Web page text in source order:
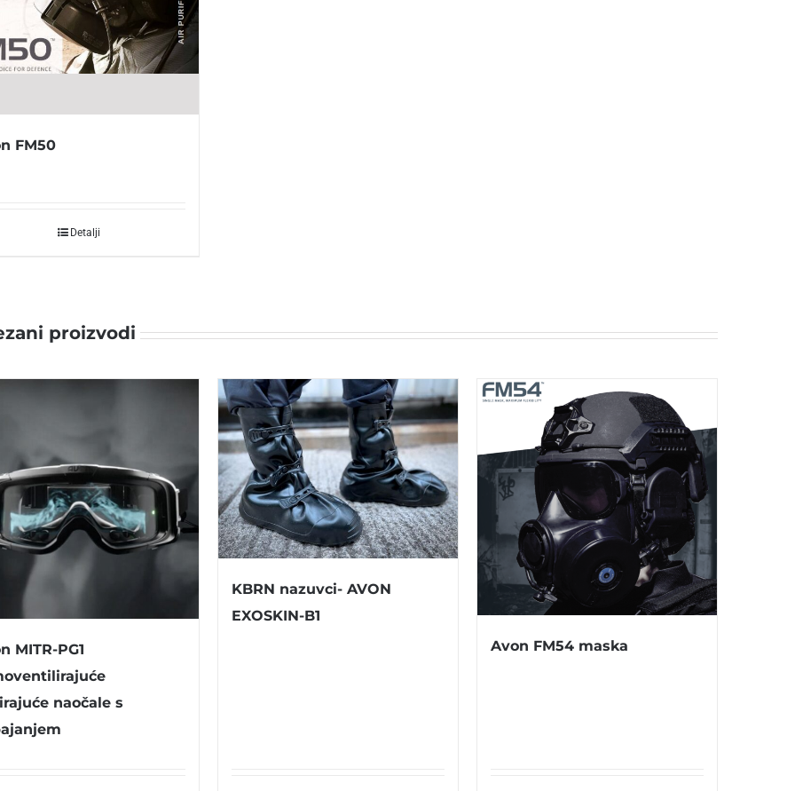
FM50
Detalji
proizvodi
MITR-PG1
naočale s
KBRN nazuvci- AVON
EXOSKIN-B1
Avon FM54 maska